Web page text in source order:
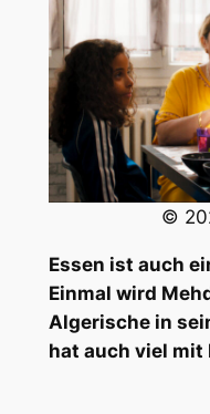
©
Essen ist auch
Einmal wird
Algerische in
hat auch viel